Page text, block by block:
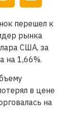
перешел к
рынка
США, за
на 1,66%.
в цене
на